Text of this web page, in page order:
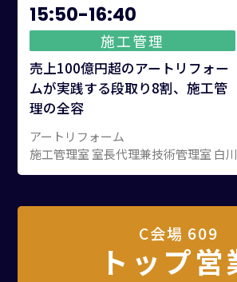
15:50-16:40
施工管理
売上100億円超のアートリフォー
ムが実践する段取り8割、施工管
理の全容
アートリフォーム
施工管理室 室長代理兼技術管理室 白
C会場 609
トップ営